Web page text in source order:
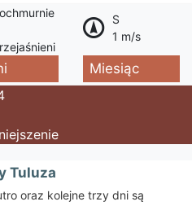
S
1 m/s
Miesiąc
Tuluza
oraz kolejne trzy dni są